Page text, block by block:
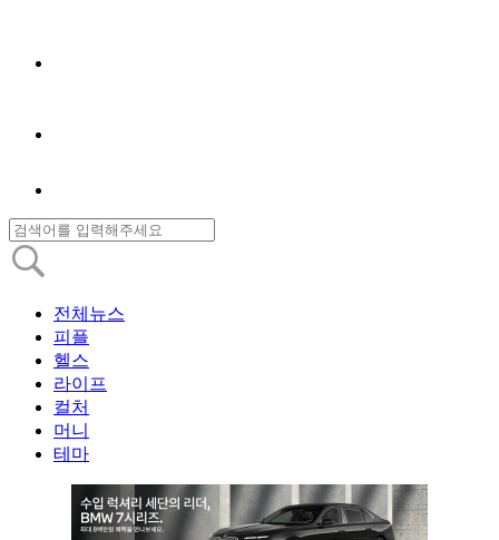
전체뉴스
피플
헬스
라이프
컬처
머니
테마